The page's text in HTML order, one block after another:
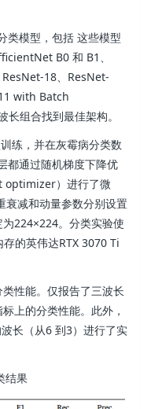
类模型，包括 这些模型
B0 和 B1、
18、ResNet-
with Batch
组合找到最佳架构。
练，并在灰霉病分类数
都通过随机梯度下降优
optimizer）进行了微
衰减和动量参数分别设置
224×224。分类实验使
的英伟达RTX 3070 Ti
性能。仅报告了三波长
上的分类性能。此外，
长（从6 到3）进行了实
结果